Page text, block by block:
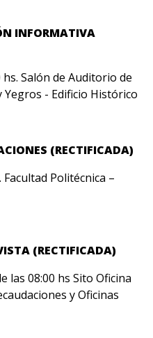
INFORMATIVA
Salón de Auditorio de
Yegros - Edificio Histórico
(RECTIFICADA)
Facultad Politécnica –
(RECTIFICADA)
las 08:00 hs Sito Oficina
y Oficinas